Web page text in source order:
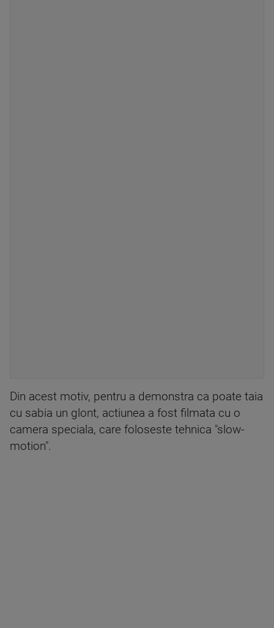
Din acest motiv, pentru a demonstra ca poate taia
cu sabia un glont, actiunea a fost filmata cu o
camera speciala, care foloseste tehnica "slow-
motion".